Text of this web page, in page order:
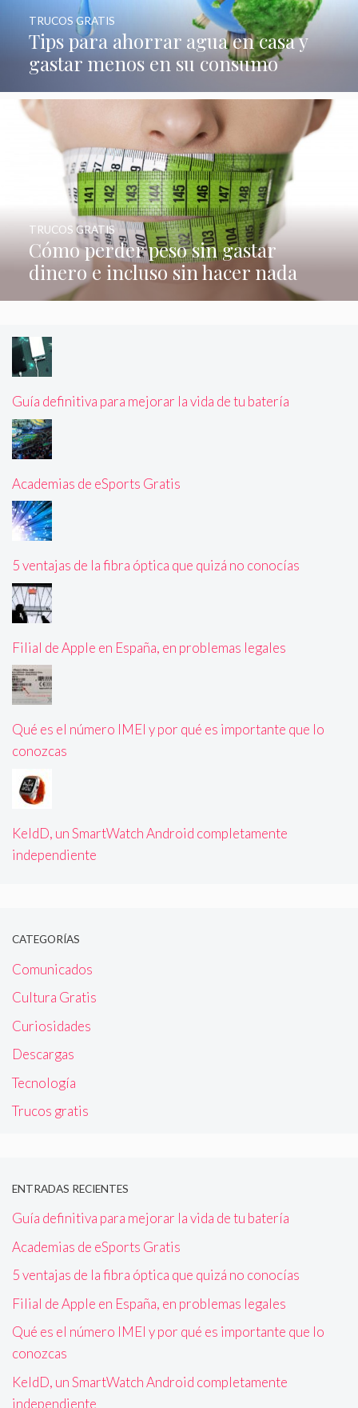
Tips para ahorrar agua en casa y
gastar menos en su consumo
TRUCOS GRATIS
Cómo perder peso sin gastar
dinero e incluso sin hacer nada
TRUCOS GRATIS
Guía definitiva para mejorar la vida de tu batería
Academias de eSports Gratis
5 ventajas de la fibra óptica que quizá no conocías
Filial de Apple en España, en problemas legales
Qué es el número IMEI y por qué es importante que lo
conozcas
KeldD, un SmartWatch Android completamente
independiente
CATEGORÍAS
Comunicados
Cultura Gratis
Curiosidades
Descargas
Tecnología
Trucos gratis
ENTRADAS RECIENTES
Guía definitiva para mejorar la vida de tu batería
Academias de eSports Gratis
5 ventajas de la fibra óptica que quizá no conocías
Filial de Apple en España, en problemas legales
Qué es el número IMEI y por qué es importante que lo
conozcas
KeldD, un SmartWatch Android completamente
independiente